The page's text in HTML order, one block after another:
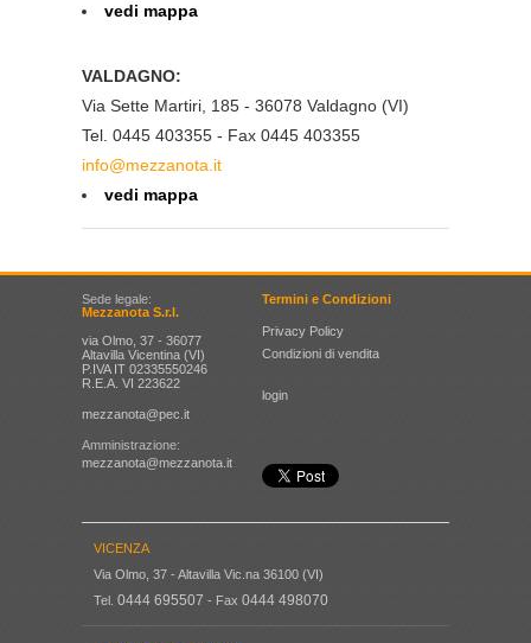
vedi mappa
VALDAGNO:
Via Sette Martiri, 185 - 36078 Valdagno (VI)
Tel. 0445 403355 - Fax 0445 403355
info@mezzanota.it
vedi mappa
Sede legale:
Mezzanota S.r.l.
via Olmo, 37 - 36077
Altavilla Vicentina (VI)
P.IVA IT 02335550246
R.E.A. VI 223622
mezzanota@pec.it
Amministrazione:
mezzanota@mezzanota.it
Termini e Condizioni
Privacy Policy
Condizioni di vendita
login
VICENZA
Via Olmo, 37 - Altavilla Vic.na 36100 (VI)
Tel. 0444 695507 - Fax 0444 498070